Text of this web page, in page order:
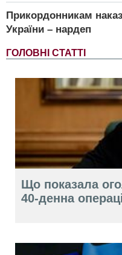
Прикордонникам
України – нардеп
ГОЛОВНІ СТАТТІ
Що показала
40-денна